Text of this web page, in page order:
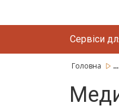
Сервіси
Головна ...